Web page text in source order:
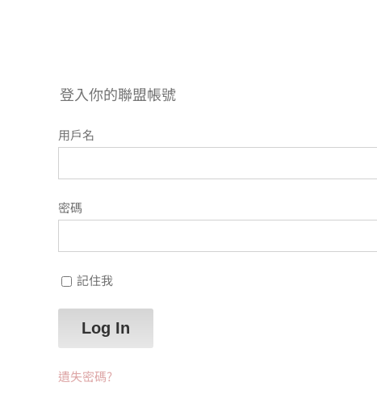
登入你的聯盟帳號
用戶名
密碼
記住我
遺失密碼?